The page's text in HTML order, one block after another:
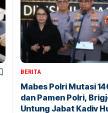
BERITA
Mabes Polri Mutasi
dan Pamen Polri,
Untung Jabat Kadiv